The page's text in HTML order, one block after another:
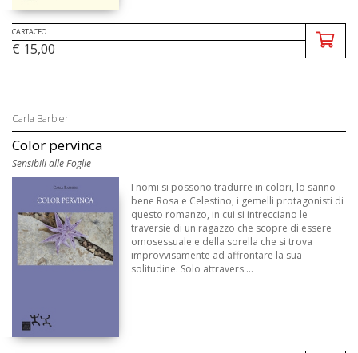
CARTACEO
€ 15,00
Carla Barbieri
Color pervinca
Sensibili alle Foglie
I nomi si possono tradurre in colori, lo sanno
bene Rosa e Celestino, i gemelli protagonisti di
questo romanzo, in cui si intrecciano le
traversie di un ragazzo che scopre di essere
omosessuale e della sorella che si trova
improvvisamente ad affrontare la sua
solitudine. Solo attravers ...